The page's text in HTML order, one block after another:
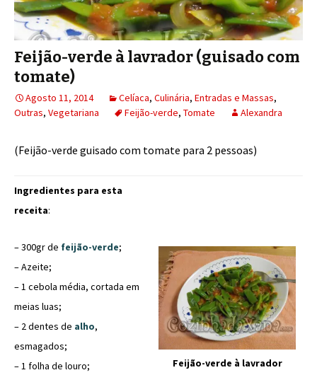
Feijão-verde à lavrador (guisado com
tomate)
Agosto 11, 2014 Celíaca, Culinária, Entradas e Massas,
Outras, Vegetariana Feijão-verde, Tomate Alexandra
(Feijão-verde guisado com tomate para 2 pessoas)
Ingredientes para esta
receita:
– 300gr de feijão-verde;
– Azeite;
– 1 cebola média, cortada em
meias luas;
– 2 dentes de alho,
esmagados;
– 1 folha de louro;
Feijão-verde à lavrador